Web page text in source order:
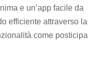
e un’app facile da
efficiente attraverso la
come posticipa